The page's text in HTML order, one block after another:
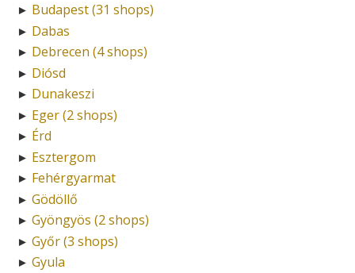
► Budapest (31 shops)
► Dabas
► Debrecen (4 shops)
► Diósd
► Dunakeszi
► Eger (2 shops)
► Érd
► Esztergom
► Fehérgyarmat
► Gödöllő
► Gyöngyös (2 shops)
► Győr (3 shops)
► Gyula